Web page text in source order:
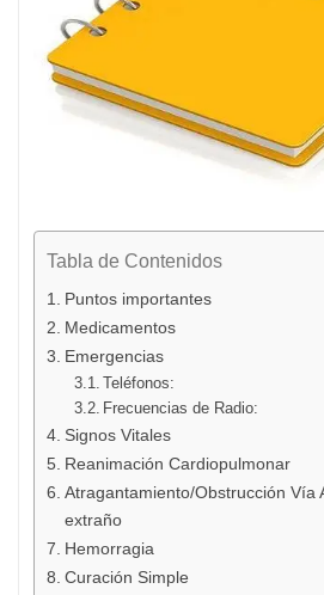
Tabla de Contenidos
Puntos importantes
Medicamentos
Emergencias
Teléfonos:
Frecuencias de Radio:
Signos Vitales
Reanimación Cardiopulmonar
Atragantamiento/Obstrucción Vía
extraño
Hemorragia
Curación Simple